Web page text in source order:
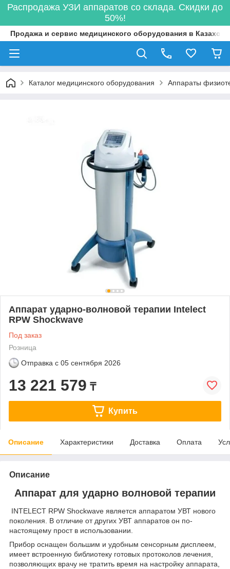
Распродажа УЗИ аппаратов со склада. Скидки до
50%!
Продажа и сервис медицинского оборудования в
Каталог медицинского оборудования Аппараты
Аппарат ударно-волновой терапии Intelect
RPW Shockwave
Под заказ
Розница
Отправка с 05 сентября 2026
13 221 579 ₸
Купить
Описание Характеристики Доставка Оплата
Описание
Аппарат для ударно волновой терапии
INTELECT RPW Shockwave является аппаратом УВТ нового
поколения. В отличие от других УВТ аппаратов он по-
настоящему прост в использовании.
Прибор оснащен большим и удобным сенсорным дисплеем,
имеет встроенную библиотеку готовых протоколов лечения,
позволяющих врачу не тратить время на настройку аппарата,